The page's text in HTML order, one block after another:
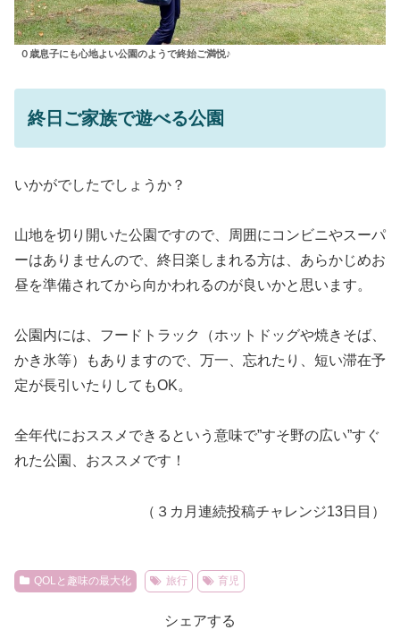
０歳息子にも心地よい公園のようで終始ご満悦♪
終日ご家族で遊べる公園
いかがでしたでしょうか？
山地を切り開いた公園ですので、周囲にコンビニやスーパ
ーはありませんので、終日楽しまれる方は、あらかじめお
昼を準備されてから向かわれるのが良いかと思います。
公園内には、フードトラック（ホットドッグや焼きそば、
かき氷等）もありますので、万一、忘れたり、短い滞在予
定が長引いたりしてもOK。
全年代におススメできるという意味で”すそ野の広い”すぐ
れた公園、おススメです！
（３カ月連続投稿チャレンジ13日目）
QOLと趣味の最大化 旅行 育児
シェアする